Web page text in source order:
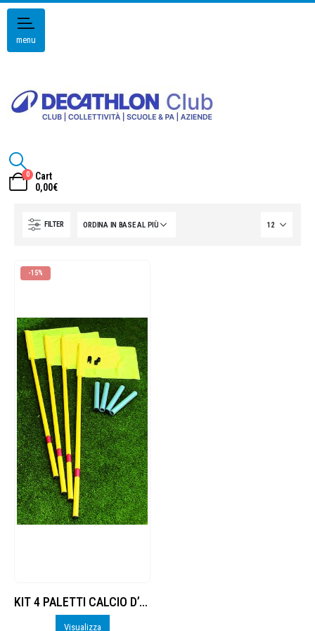
menu
0
Cart
0,00€
FILTER
-15%
KIT 4 PALETTI CALCIO D’ANGOLO FLESSIBILI
Visualizza